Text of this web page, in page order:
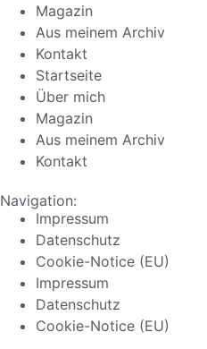
Magazin
Aus meinem Archiv
Kontakt
Startseite
Über mich
Magazin
Aus meinem Archiv
Kontakt
Navigation:
Impressum
Datenschutz
Cookie-Notice (EU)
Impressum
Datenschutz
Cookie-Notice (EU)